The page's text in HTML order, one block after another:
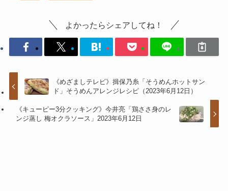
よかったらシェアしてね！
《めざましテレビ》揖保乃糸「そうめんホットサン
ド」そうめんアレンジレシピ（2023年6月12日）
《キューピー3分クッキング》今井亮「鶏ささ身のレ
ンジ蒸し 梅オクラソース」2023年6月12日